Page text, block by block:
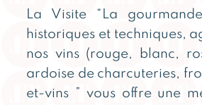
La Visite “La
historiques et techniques,
nos vins (rouge, blanc,
ardoise de charcuteries,
et-vins ” vous offre une